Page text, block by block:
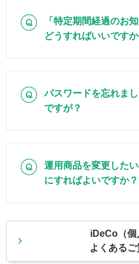
Q「特定期間経過のお
どうすればいいですか
Q
パスワードを忘れま
ですが？
Q
運用商品を変更した
にすればよいですか？
iDeCo（個
よくある